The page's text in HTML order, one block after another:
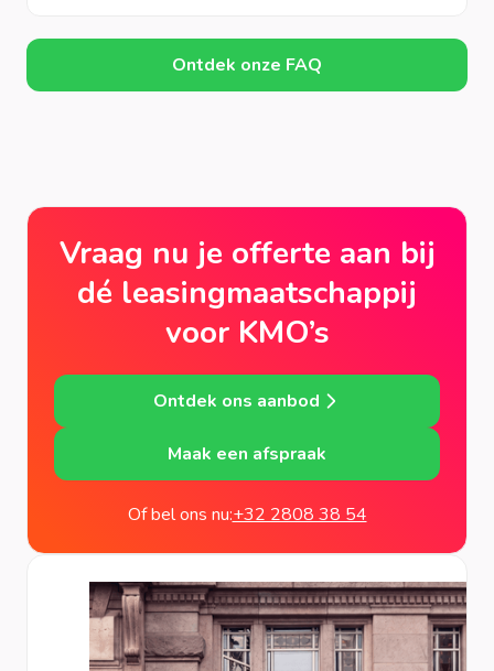
Ontdek onze FAQ
Vraag nu je offerte aan bij
dé leasingmaatschappij
voor KMO’s
Ontdek ons aanbod
Maak een afspraak
Of bel ons nu:+32 2808 38 54